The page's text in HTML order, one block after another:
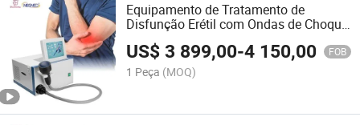
Equipamento de Tratamento de
Disfunção Erétil com Ondas de Choque
Focadas, Máquina de Terapia com
Ondas de Choque Portátil para DE
US$3 899,00-4 150,00 FOB
1 Peça (MOQ)